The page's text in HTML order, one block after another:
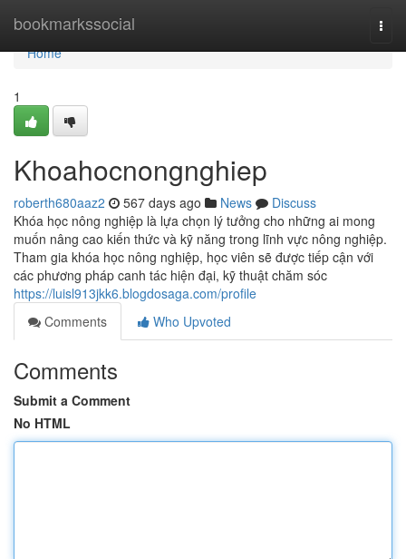
bookmarkssocial
Home
Home
1
Khoahocnongnghiep
roberth680aaz2 567 days ago News
Discuss
Khóa học nông nghiệp là lựa chọn lý tưởng cho những ai mong
muốn nâng cao kiến thức và kỹ năng trong lĩnh vực nông nghiệp.
Tham gia khóa học nông nghiệp, học viên sẽ được tiếp cận với
các phương pháp canh tác hiện đại, kỹ thuật chăm sóc
https://luisl913jkk6.blogdosaga.com/profile
Comments
Who Upvoted
Comments
Submit a Comment
No HTML